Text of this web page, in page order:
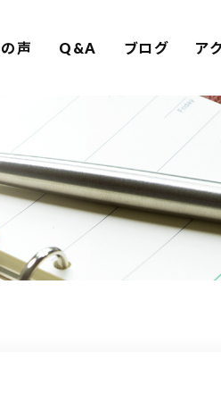
声 Q&A ブログ ア